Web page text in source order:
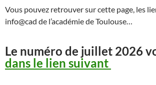
Vous pouvez retrouver sur cette page, les
info@cad de l’académie de Toulouse…
Le numéro de juillet 2026
dans le lien suivant